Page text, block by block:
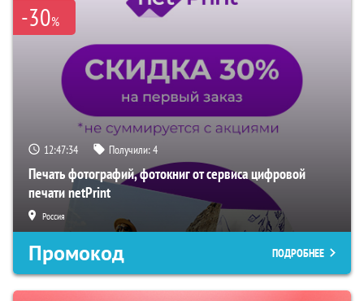
-30%
12:47:33 Получили:4
Печать фотографий, фотокниг от сервиса цифровой
печати netPrint
Россия
Промокод ПОДРОБНЕЕ